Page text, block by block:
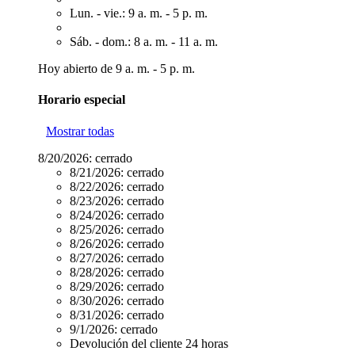
Lun. - vie.: 9 a. m. - 5 p. m.
Sáb. - dom.: 8 a. m. - 11 a. m.
Hoy abierto de 9 a. m. - 5 p. m.
Horario especial
Mostrar todas
8/20/2026: cerrado
8/21/2026: cerrado
8/22/2026: cerrado
8/23/2026: cerrado
8/24/2026: cerrado
8/25/2026: cerrado
8/26/2026: cerrado
8/27/2026: cerrado
8/28/2026: cerrado
8/29/2026: cerrado
8/30/2026: cerrado
8/31/2026: cerrado
9/1/2026: cerrado
Devolución del cliente 24 horas